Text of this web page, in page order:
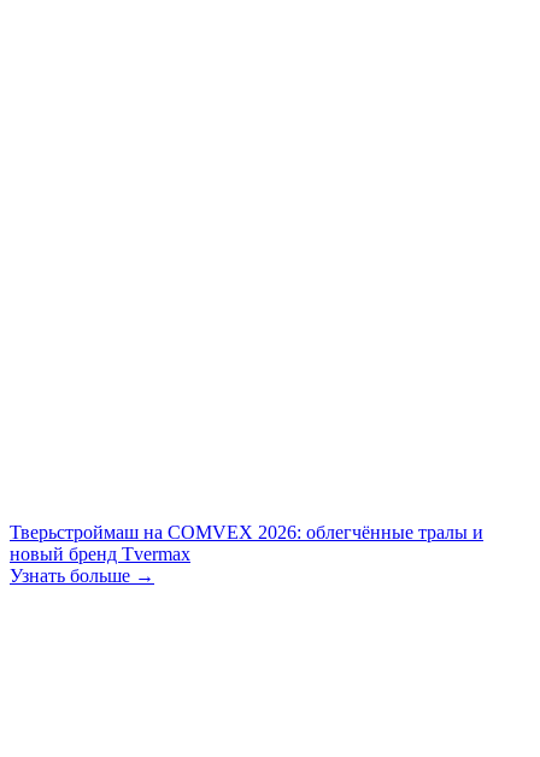
Тверьстроймаш на COMVEX 2026: облегчённые тралы и
новый бренд Tvermax
Узнать больше →